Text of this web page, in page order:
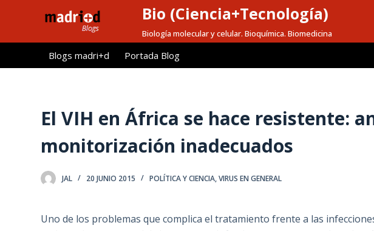
l
Bio (Ciencia+Tecnología)
Biología molecular y celular. Bioquímica. Biomedicina
Blogs madri+d Portada Blog
El VIH en África se hace resistente:
monitorización inadecuados
JAL 20 JUNIO 2015 POLÍTICA Y CIENCIA,VIRUS EN GENERAL
Uno de los problemas que complica el tratamiento frente a las